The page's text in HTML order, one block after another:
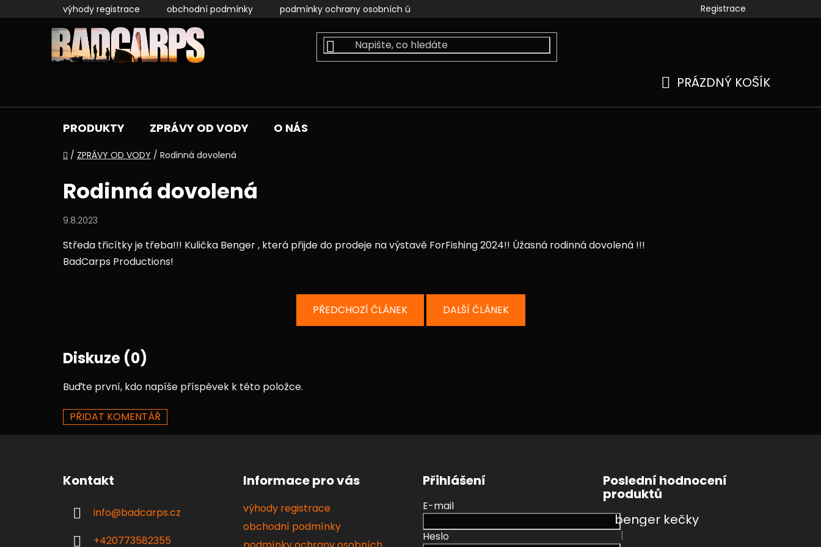
na
výhody registrace obchodní podmínky podmínky ochrany osobních údajů kamenné prodejny
Registrace
PRÁZDNÝ KOŠÍK
PRODUKTY ZPRÁVY OD VODY O NÁS
Domů
/ ZPRÁVY OD VODY / Rodinná dovolená
Rodinná dovolená
9.8.2023
Středa třicítky je třeba!!! Kulička Benger , která přijde do prodeje na výstavě ForFishing 2024!! Úžasná rodinná dovolená !!!
BadCarps Productions!
PŘEDCHOZÍ ČLÁNEK DALŠÍ ČLÁNEK
Diskuze (0)
Buďte první, kdo napíše příspěvek k této položce.
PŘIDAT KOMENTÁŘ
Kontakt
info@badcarps.cz
+420773582355
Informace pro vás
výhody registrace
obchodní podmínky
Přihlášení
E-mail
Heslo
Poslední hodnocení
produktů
benger kečky
Hodnocení produktu je 4 z 5 hvězdiček.
|